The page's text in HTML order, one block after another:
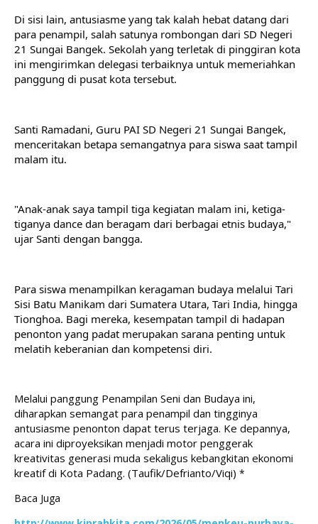
Di sisi lain, antusiasme yang tak kalah hebat datang dari
para penampil, salah satunya rombongan dari SD Negeri
21 Sungai Bangek. Sekolah yang terletak di pinggiran kota
ini mengirimkan delegasi terbaiknya untuk memeriahkan
panggung di pusat kota tersebut.
Santi Ramadani, Guru PAI SD Negeri 21 Sungai Bangek,
menceritakan betapa semangatnya para siswa saat tampil
malam itu.
"Anak-anak saya tampil tiga kegiatan malam ini, ketiga-
tiganya dance dan beragam dari berbagai etnis budaya,"
ujar Santi dengan bangga.
Para siswa menampilkan keragaman budaya melalui Tari
Sisi Batu Manikam dari Sumatera Utara, Tari India, hingga
Tionghoa. Bagi mereka, kesempatan tampil di hadapan
penonton yang padat merupakan sarana penting untuk
melatih keberanian dan kompetensi diri.
Melalui panggung Penampilan Seni dan Budaya ini,
diharapkan semangat para penampil dan tingginya
antusiasme penonton dapat terus terjaga. Ke depannya,
acara ini diproyeksikan menjadi motor penggerak
kreativitas generasi muda sekaligus kebangkitan ekonomi
kreatif di Kota Padang. (Taufik/Defrianto/Viqi) *
Baca Juga